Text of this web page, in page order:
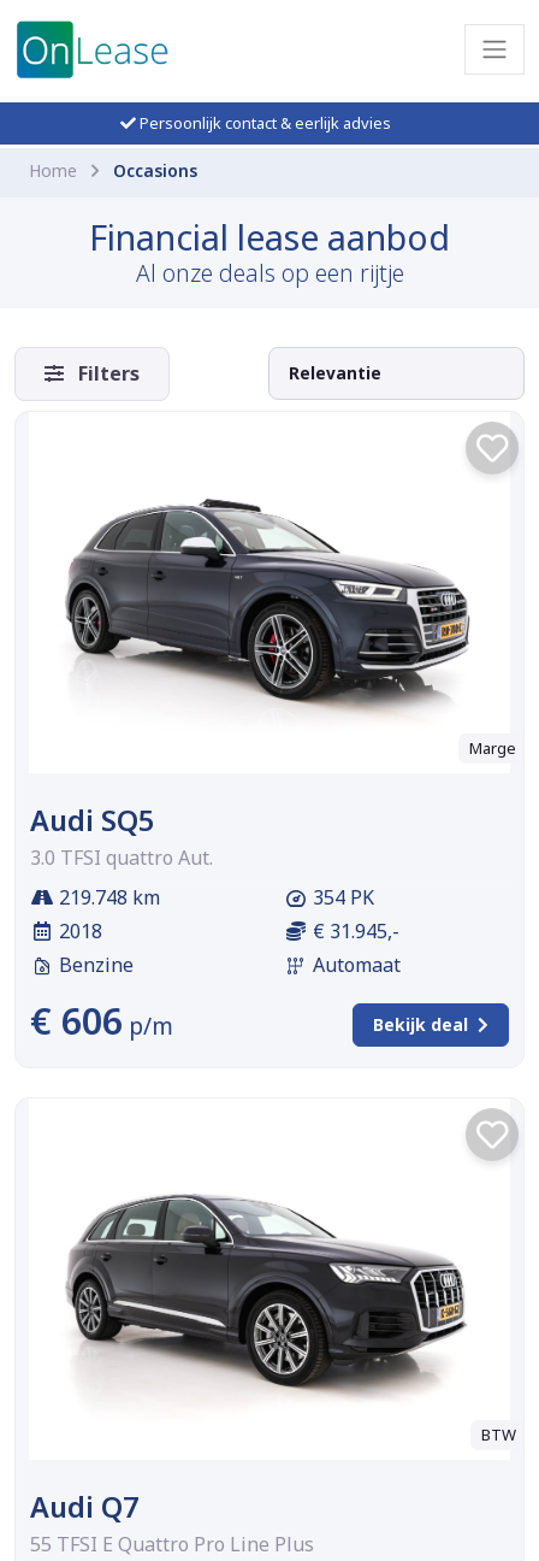
Persoonlijk contact & eerlijk advies
Home Occasions
Financial lease aanbod
Al onze deals op een rijtje
Filters
Marge
Audi SQ5
3.0 TFSI quattro Aut.
219.748 km
2018
Benzine
354 PK
€ 31.945,-
Automaat
€ 606 p/m Bekijk deal
BTW
Audi Q7
55 TFSI E Quattro Pro Line Plus